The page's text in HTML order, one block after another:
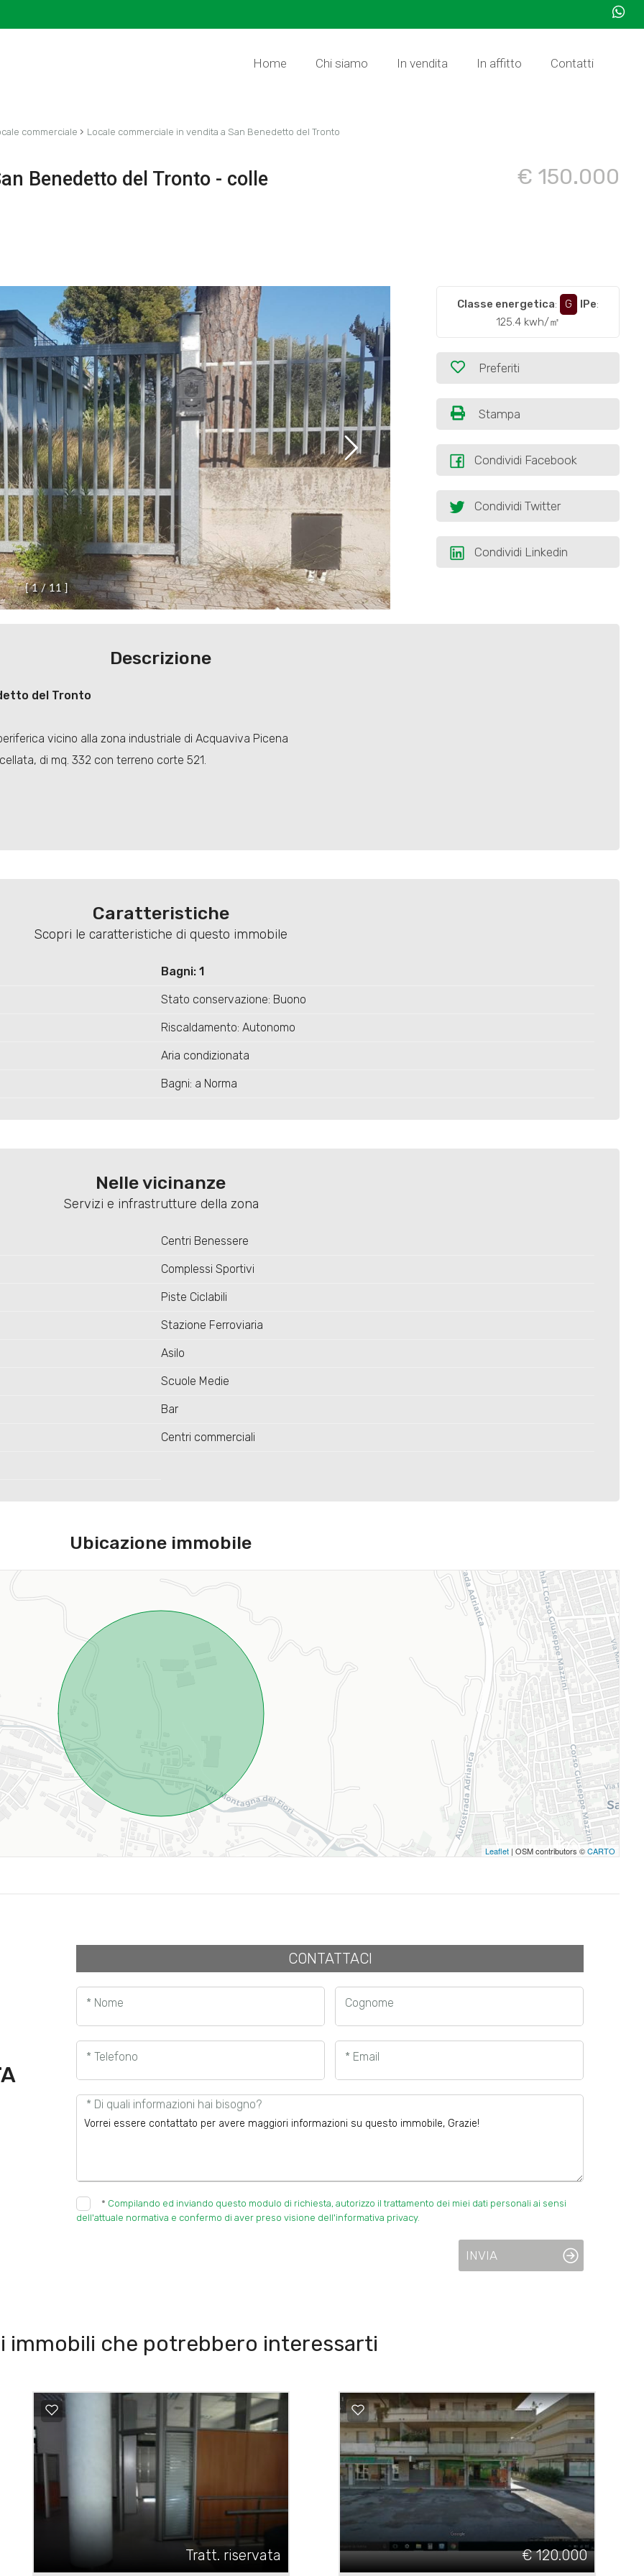
Home Chi siamo In vendita In affitto Contatti
commerciale › Locale commerciale in vendita a San Benedetto del Tronto
Benedetto del Tronto - colle € 150.000
[ 1 / 11 ]
Classe energetica: G IPe:
125.4 kwh/㎡
Preferiti
Stampa
Condividi Facebook
Condividi Twitter
Condividi Linkedin
Descrizione
del Tronto
vicino alla zona industriale di Acquaviva Picena
di mq. 332 con terreno corte 521.
Caratteristiche
Scopri le caratteristiche di questo immobile
Bagni: 1
Stato conservazione: Buono
Riscaldamento: Autonomo
Aria condizionata
Bagni: a Norma
Nelle vicinanze
Servizi e infrastrutture della zona
Centri Benessere
Complessi Sportivi
Piste Ciclabili
Stazione Ferroviaria
Asilo
Scuole Medie
Bar
Centri commerciali
Ubicazione immobile
Leaflet | OSM contributors ©CARTO
CONTATTACI
* Nome Cognome
* Telefono * Email
* Di quali informazioni hai bisogno?
* Compilando ed inviando questo modulo di richiesta, autorizzo il trattamento dei miei dati personali ai sensi
dell'attuale normativa e confermo di aver preso visione dell'informativa privacy.
INVIA
immobili che potrebbero interessarti
Tratt. riservata € 120.000